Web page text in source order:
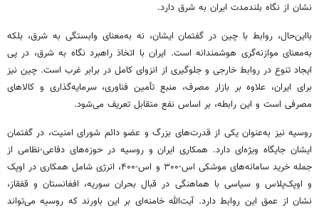
نشان از نگاه بلندمدت ایران به شرق دارد.
بااین‌حال، روابط با چین در گفتمان ایشان، نه به‌معنای وابستگی به شرق، بلکه
به‌معنای موازنه‌گری هوشمندانه است. ایران با اتخاذ راهبرد نگاه به شرق، در پی
ایجاد تنوع در روابط خارجی و جلوگیری از انزوای کامل در برابر غرب است. چین نیز
برای ایران، علاوه بر بازار مصرف، منبع تأمین فناوری، سرمایه‌گذاری و کالاهای
مصرفی است و این رابطه، بر اساس نفع متقابل تعریف می‌شود.
روسیه نیز به‌عنوان یکی از قدرت‌های بزرگ و عضو دائم شورای امنیت، در گفتمان
ایشان جایگاه ویژه‌ای دارد. همکاری ایران و روسیه در حوزه‌های دفاعی-نظامی از
جمله خرید سامانه‌های موشکی اس-۳۰۰ و اس-۴۰۰، انرژی شامل همکاری در اوپک
و اوپک‌پلاس و سیاسی با هماهنگی در قبال بحران سوریه، افغانستان و قفقاز،
نشان از عمق این روابط دارد. آیت‌الله خامنه‌ای بر این باورند که روسیه می‌تواند